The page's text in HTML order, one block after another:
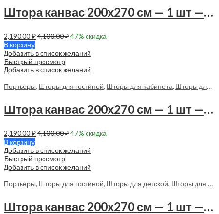
Штора канвас 200х270 см — 1 шт — 70057 в спальню, в гостиную
2,190.00₽4,100.00₽47% скидка
В корзину
Добавить в список желаний
Быстрый просмотр
Добавить в список желаний
Портьеры, Шторы для гостиной, Шторы для кабинета, Шторы для спальни
Штора канвас 200х270 см — 1 шт — 70058 в спальню, в гостиную
2,190.00₽4,100.00₽47% скидка
В корзину
Добавить в список желаний
Быстрый просмотр
Добавить в список желаний
Портьеры, Шторы для гостиной, Шторы для детской, Шторы для кабинета
Штора канвас 200х270 см — 1 шт — 70061 в спальню, в гостиную